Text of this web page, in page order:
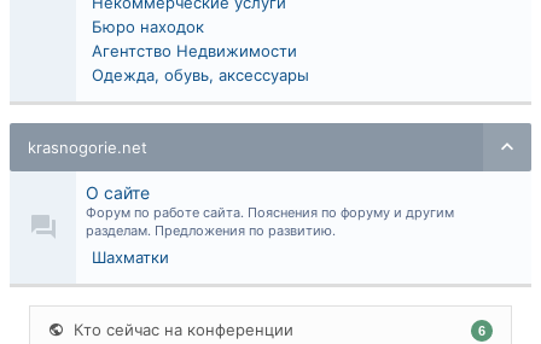
Бюро находок
Агентство Недвижимости
Одежда, обувь, аксессуары
krasnogorie.net
О сайте
Форум по работе сайта. Пояснения по форуму и другим
разделам. Предложения по развитию.
Шахматки
Кто сейчас на конференции 6